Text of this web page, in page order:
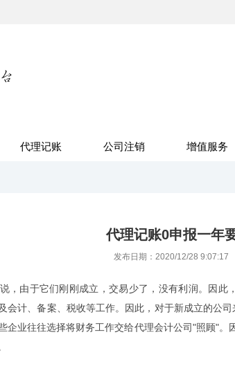
代理记账 公司注销 增值服务
代理记账0申报一年
发布日期：2020/12/28 9:07:17
，由于它们刚刚成立，交易少了，没有利润。因此
会计、备案、税收等工作。因此，对于新成立的公
企业往往选择将财务工作交给代理会计公司"照顾"。